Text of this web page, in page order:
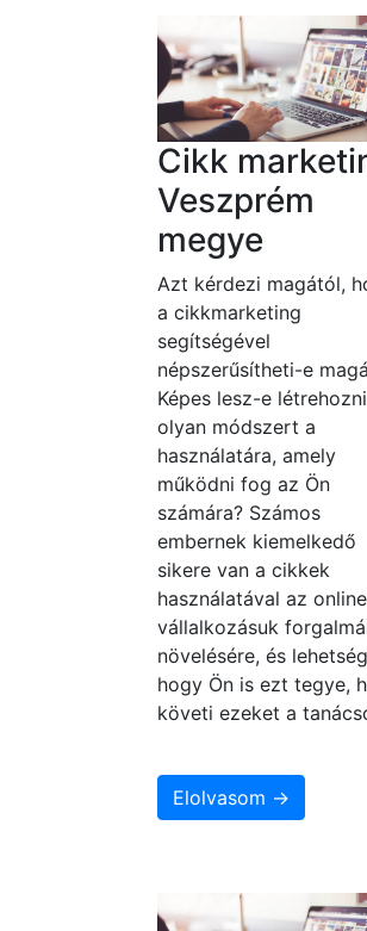
Cikk
Veszprém
megye
Azt kérdezi magától,
a cikkmarketing
segítségével
népszerűsítheti-e
Képes lesz-e
olyan módszert a
használatára, amely
működni fog az Ön
számára? Számos
embernek kiemelkedő
sikere van a cikkek
használatával az online
vállalkozásuk
növelésére, és
hogy Ön is ezt tegye,
követi ezeket a
Elolvasom →